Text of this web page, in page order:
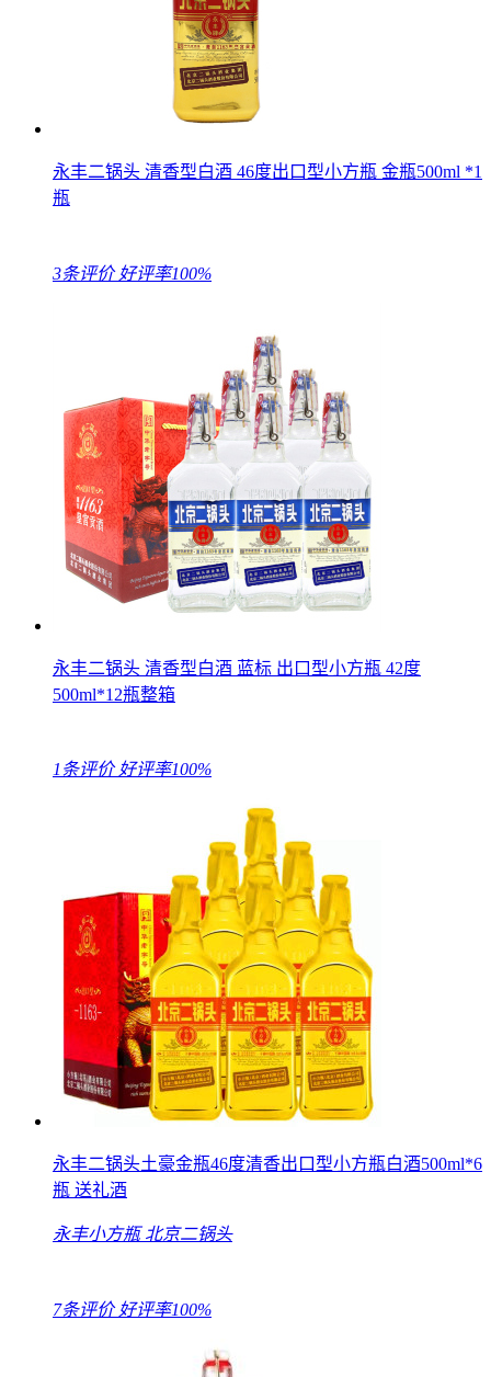
永丰二锅头 清香型白酒 46度出口型小方瓶 金瓶500ml *1
瓶
3条评价 好评率100%
永丰二锅头 清香型白酒 蓝标 出口型小方瓶 42度
500ml*12瓶整箱
1条评价 好评率100%
永丰二锅头土豪金瓶46度清香出口型小方瓶白酒500ml*6
瓶 送礼酒
永丰小方瓶 北京二锅头
7条评价 好评率100%